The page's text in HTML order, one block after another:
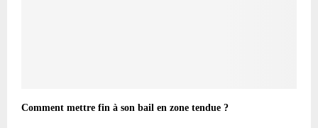
Comment mettre fin à son bail en zone tendue ?